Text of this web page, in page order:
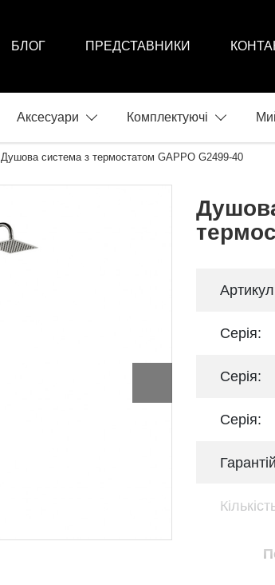
БЛОГ ПРЕДСТАВНИКИ
Аксесуари Комплектуючі
Душова система з термостатом GAPPO G2499-40
Серія:
Серія:
Серія: